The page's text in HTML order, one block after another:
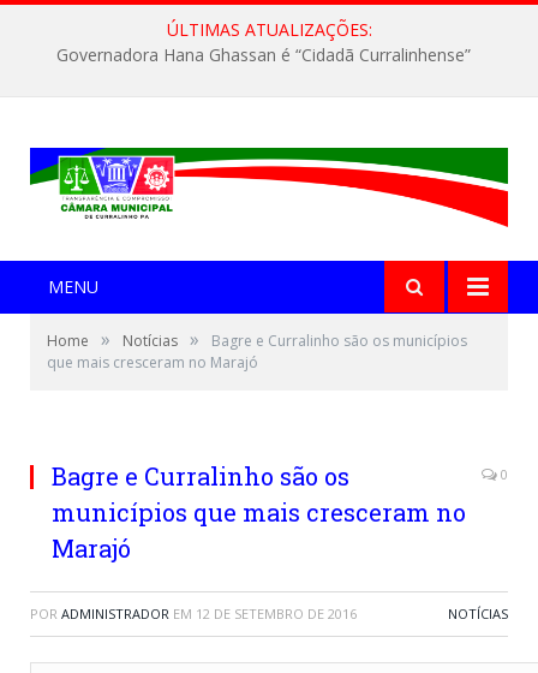
ÚLTIMAS ATUALIZAÇÕES:
Governadora Hana Ghassan é “Cidadã Curralinhense”
MENU
Home » Notícias »
Bagre e Curralinho são os municípios
que mais cresceram no Marajó
Bagre e Curralinho são os
municípios que mais cresceram no
Marajó
0
POR ADMINISTRADOR EM 12 DE SETEMBRO DE 2016 NOTÍCIAS